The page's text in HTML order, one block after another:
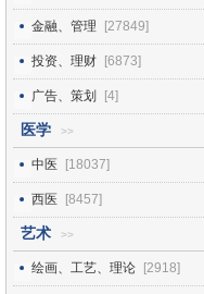
金融、管理 [27849]
投资、理财 [6873]
广告、策划 [4]
医学 >>
中医 [18037]
西医 [8457]
艺术 >>
绘画、工艺、理论 [2918]